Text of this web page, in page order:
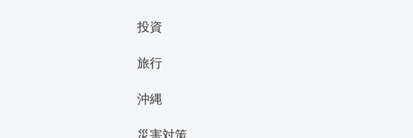
投資
旅行
沖縄
災害対策